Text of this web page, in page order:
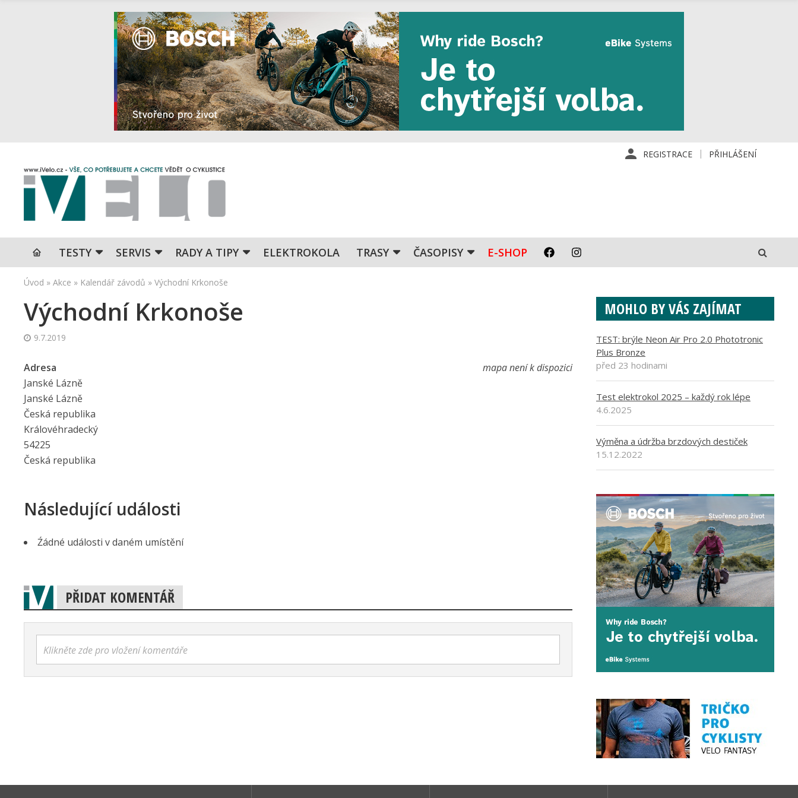
REGISTRACE PŘIHLÁŠENÍ
TESTY SERVIS RADY A TIPY ELEKTROKOLA TRASY ČASOPISY E-SHOP
Úvod » Akce » Kalendář závodů » Východní Krkonoše
Východní Krkonoše
9.7.2019
mapa není k dispozici
Adresa
Janské Lázně
Janské Lázně
Česká republika
Královéhradecký
54225
Česká republika
Následující události
Źádné události v daném umístění
PŘIDAT KOMENTÁŘ
Klikněte zde pro vložení komentáře
MOHLO BY VÁS ZAJÍMAT
TEST: brýle Neon Air Pro 2.0 Phototronic
Plus Bronze
před 23 hodinami
Test elektrokol 2025 – každý rok lépe
4.6.2025
Výměna a údržba brzdových destiček
15.12.2022